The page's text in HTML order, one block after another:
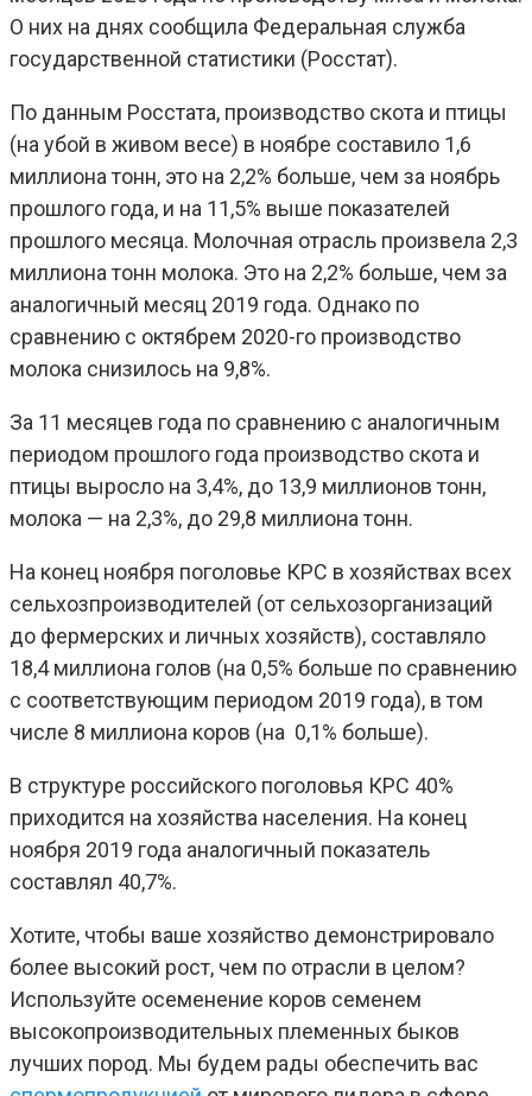
О них на днях сообщила Федеральная служба
государственной статистики (Росстат).
По данным Росстата, производство скота и птицы
(на убой в живом весе) в ноябре составило 1,6
миллиона тонн, это на 2,2% больше, чем за ноябрь
прошлого года, и на 11,5% выше показателей
прошлого месяца. Молочная отрасль произвела 2,3
миллиона тонн молока. Это на 2,2% больше, чем за
аналогичный месяц 2019 года. Однако по
сравнению с октябрем 2020-го производство
молока снизилось на 9,8%.
За 11 месяцев года по сравнению с аналогичным
периодом прошлого года производство скота и
птицы выросло на 3,4%, до 13,9 миллионов тонн,
молока — на 2,3%, до 29,8 миллиона тонн.
На конец ноября поголовье КРС в хозяйствах всех
сельхозпроизводителей (от сельхозорганизаций
до фермерских и личных хозяйств), составляло
18,4 миллиона голов (на 0,5% больше по сравнению
с соответствующим периодом 2019 года), в том
числе 8 миллиона коров (на 0,1% больше).
В структуре российского поголовья КРС 40%
приходится на хозяйства населения. На конец
ноября 2019 года аналогичный показатель
составлял 40,7%.
Хотите, чтобы ваше хозяйство демонстрировало
более высокий рост, чем по отрасли в целом?
Используйте осеменение коров семенем
высокопроизводительных племенных быков
лучших пород. Мы будем рады обеспечить вас